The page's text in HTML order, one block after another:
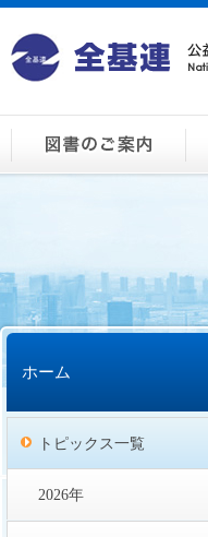
ホーム
トピックス一覧
2026年